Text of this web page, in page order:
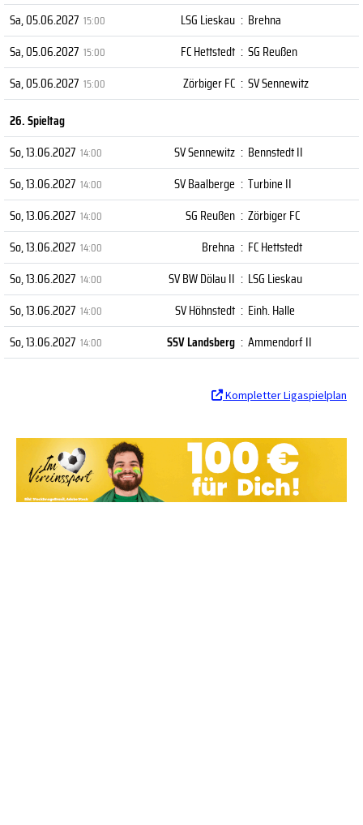
Sa, 05.06.2027 15:00 LSG Lieskau : Brehna
Sa, 05.06.2027 15:00 FC Hettstedt : SG Reußen
Sa, 05.06.2027 15:00 Zörbiger FC : SV Sennewitz
26. Spieltag
So, 13.06.2027 14:00 SV Sennewitz : Bennstedt II
So, 13.06.2027 14:00 SV Baalberge : Turbine II
So, 13.06.2027 14:00 SG Reußen : Zörbiger FC
So, 13.06.2027 14:00 Brehna : FC Hettstedt
So, 13.06.2027 14:00 SV BW Dölau II : LSG Lieskau
So, 13.06.2027 14:00 SV Höhnstedt : Einh. Halle
So, 13.06.2027 14:00 SSV Landsberg : Ammendorf II
Kompletter Ligaspielplan